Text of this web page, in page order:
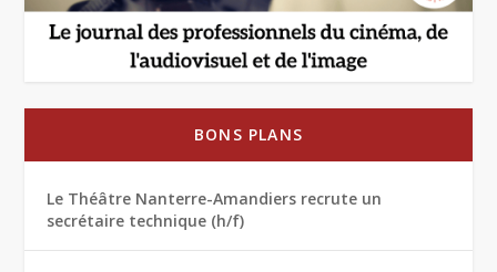
BONS PLANS
Le Théâtre Nanterre-Amandiers recrute un
secrétaire technique (h/f)